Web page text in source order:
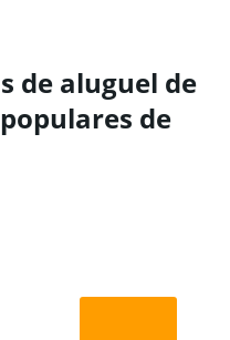
de aluguel de
de